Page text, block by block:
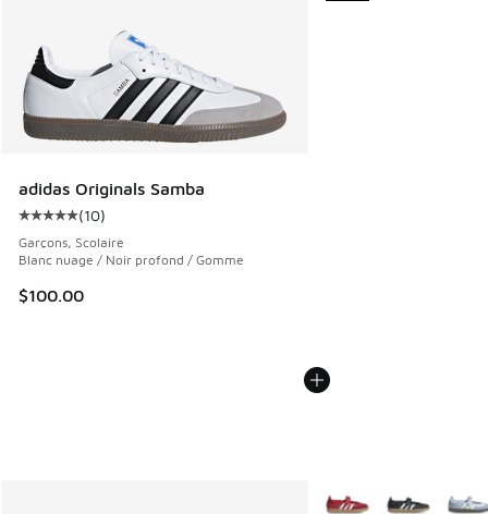
adidas Originals Samba
Cote moyenne du client - [5 sur 5 étoiles], 10
(10)
Garçons, Scolaire
Blanc nuage / Noir profond / Gomme
$100.00
Plus de couleurs